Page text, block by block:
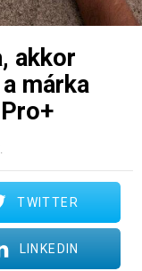
akkor
márka
TWITTER
LINKEDIN